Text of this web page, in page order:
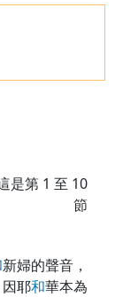
是第 1 至 10
節
新婦的聲音，
耶和華本為